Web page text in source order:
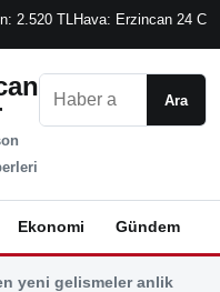
2.520 TLHava: Erzincan 24 C
Ara
Ekonomi Gündem
yeni gelismeler anlik